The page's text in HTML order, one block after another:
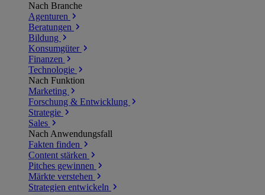
Nach Branche
Agenturen
Beratungen
Bildung
Konsumgüter
Finanzen
Technologie
Nach Funktion
Marketing
Forschung & Entwicklung
Strategie
Sales
Nach Anwendungsfall
Fakten finden
Content stärken
Pitches gewinnen
Märkte verstehen
Strategien entwickeln